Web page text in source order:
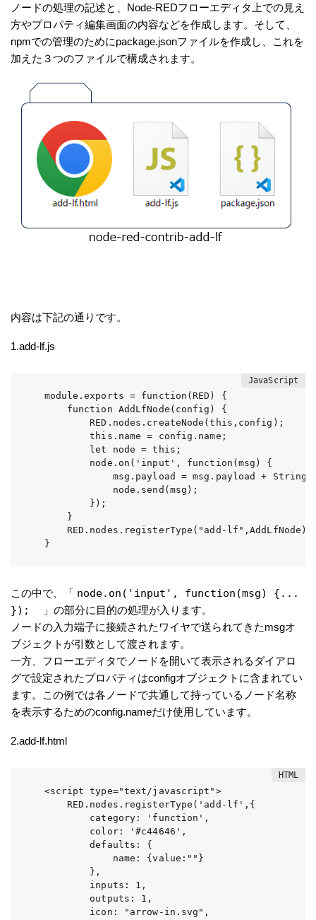
ノードの処理の記述と、Node-REDフローエディタ上での見え
方やプロパティ編集画面の内容などを作成します。そして、
npmでの管理のためにpackage.jsonファイルを作成し、これを
加えた３つのファイルで構成されます。
内容は下記の通りです。
1.add-lf.js
module.exports = function(RED) {
function AddLfNode(config) {
RED.nodes.createNode(this,config);
this.name = config.name;
let node = this;
node.on('input', function(msg) {
msg.payload = msg.payload +
node.send(msg);
});
}
RED.nodes.registerType("add-lf",AddLfNode);
}
この中で、「 node.on('input', function(msg) {...
});
」の部分に目的の処理が入ります。
ノードの入力端子に接続されたワイヤで送られてきたmsgオ
ブジェクトが引数として渡されます。
一方、フローエディタでノードを開いて表示されるダイアロ
グで設定されたプロパティはconfigオブジェクトに含まれてい
ます。この例では各ノードで共通して持っているノード名称
を表示するためのconfig.nameだけ使用しています。
2.add-lf.html
<script type="text/javascript">
RED.nodes.registerType('add-lf',{
category: 'function',
color: '#c44646',
defaults: {
name: {value:""}
},
inputs: 1,
outputs: 1,
icon: "arrow-in.svg",